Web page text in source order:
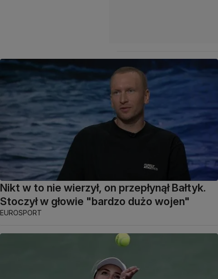
Nikt w to nie wierzył, on przepłynął Bałtyk.
Stoczył w głowie "bardzo dużo wojen"
EUROSPORT